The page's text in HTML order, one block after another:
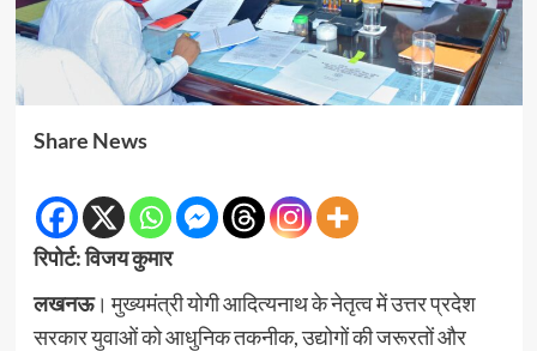
Share News
रिपोर्ट: विजय कुमार
लखनऊ। मुख्यमंत्री योगी आदित्यनाथ के नेतृत्व में उत्तर प्रदेश
सरकार युवाओं को आधुनिक तकनीक, उद्योगों की जरूरतों और